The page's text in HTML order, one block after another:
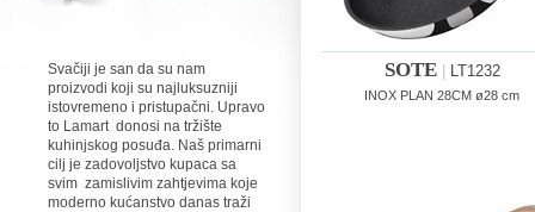
Svačiji je san da su nam
proizvodi koji su najluksuzniji
istovremeno i pristupačni. Upravo
to Lamart donosi na tržište
kuhinjskog posuđa. Naš primarni
cilj je zadovoljstvo kupaca sa
svim zamislivim zahtjevima koje
moderno kućanstvo danas traži
SOTE| LT1232
INOX PLAN 28CM ø28 cm